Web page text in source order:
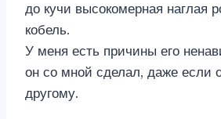
до кучи высокомерная наглая
кобель.
У меня есть причины его
он со мной сделал, даже если
другому.